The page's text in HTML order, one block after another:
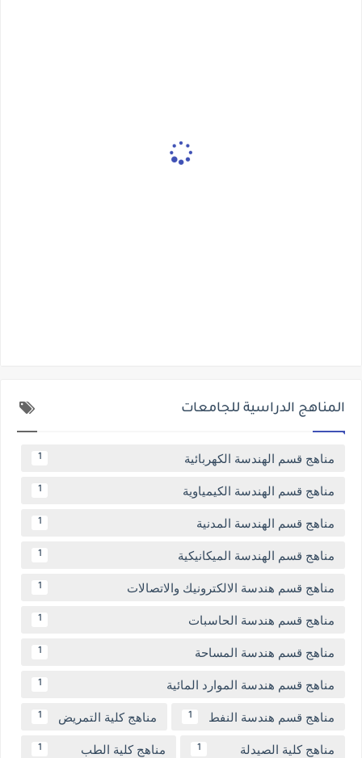
المناهج الدراسية للجامعات
مناهج قسم الهندسة الكهربائية 1
مناهج قسم الهندسة الكيمياوية 1
مناهج قسم الهندسة المدنية 1
مناهج قسم الهندسة الميكانيكية 1
مناهج قسم هندسة الالكترونيك والاتصالات 1
مناهج قسم هندسة الحاسبات 1
مناهج قسم هندسة المساحة 1
مناهج قسم هندسة الموارد المائية 1
مناهج قسم هندسة النفط 1 مناهج كلية التمريض 1
مناهج كلية الصيدلة 1 مناهج كلية الطب 1